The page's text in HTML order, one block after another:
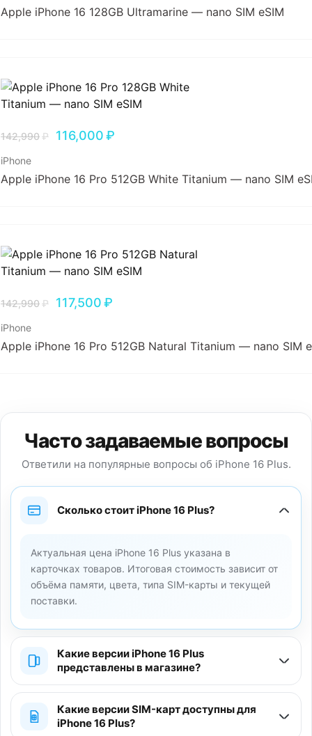
Apple iPhone 16 128GB Ultramarine — nano SIM eSIM
142,990₽ 116,000₽
iPhone
Apple iPhone 16 Pro 512GB White Titanium — nano SIM
142,990₽ 117,500₽
iPhone
Apple iPhone 16 Pro 512GB Natural Titanium — nano SIM
Часто задаваемые вопросы
Ответили на популярные вопросы об iPhone 16 Plus.
Сколько стоит iPhone 16 Plus?
Актуальная цена iPhone 16 Plus указана в
карточках товаров. Итоговая стоимость зависит от
объёма памяти, цвета, типа SIM-карты и текущей
поставки.
Какие версии iPhone 16 Plus
представлены в магазине?
Какие версии SIM-карт доступны для
iPhone 16 Plus?